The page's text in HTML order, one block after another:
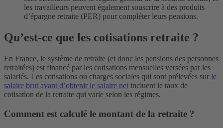
les travailleurs peuvent également souscrire à des produits
d’épargne retraite (PER) pour compléter leurs pensions.
Qu’est-ce que les cotisations retraite ?
En France, le système de retraite (et donc les pensions des personnes
retraitées) est financé par les cotisations mensuelles versées par les
salariés. Les cotisations ou charges sociales qui sont prélevées sur le
salaire brut avant d’obtenir le salaire net incluent le taux de
cotisation de la retraite qui varie selon les régimes.
Comment est calculé le montant de la retraite ?